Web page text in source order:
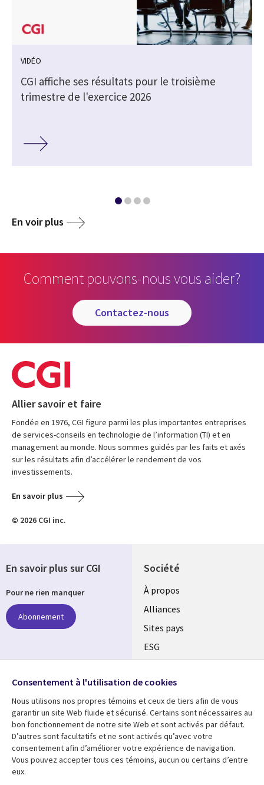
VIDÉO
CGI affiche ses résultats pour le troisième
trimestre de l'exercice 2026
En voir plus
Comment pouvons-nous vous aider?
contactez-nous
Allier savoir et faire
Fondée en 1976, CGI figure parmi les plus importantes entreprises
de services-conseils en technologie de l’information (TI) et en
management au monde. Nous sommes guidés par les faits et axés
sur les résultats afin d’accélérer le rendement de vos
investissements.
En savoir plus
© 2026 CGI inc.
Société
À propos
Alliances
Sites pays
ESG
Fusions
Salle de presse
Ressources
Articles
Support
En savoir plus sur CGI
Pour ne rien manquer
Abonnement
Suivez-nous
Social
Media
Global
FR
Consentement à l'utilisation de cookies
Nous utilisons nos propres témoins et ceux de tiers afin de vous
garantir un site Web fluide et sécurisé. Certains sont nécessaires au
bon fonctionnement de notre site Web et sont activés par défaut.
D’autres sont facultatifs et ne sont activés qu’avec votre
consentement afin d’améliorer votre expérience de navigation.
Vous pouvez accepter tous ces témoins, aucun ou certains d’entre
eux.